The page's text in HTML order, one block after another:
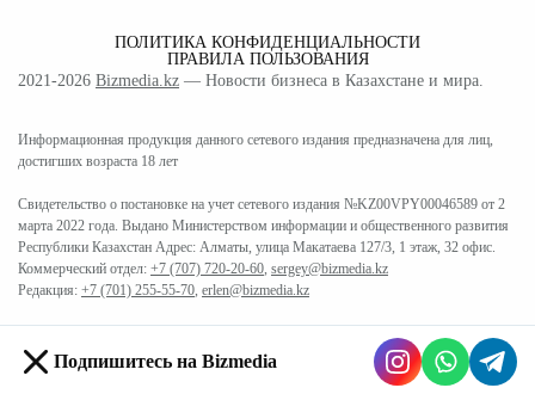
ПОЛИТИКА КОНФИДЕНЦИАЛЬНОСТИ
ПРАВИЛА ПОЛЬЗОВАНИЯ
2021-2026 Bizmedia.kz — Новости бизнеса в Казахстане и мира.
Информационная продукция данного сетевого издания предназначена для лиц,
достигших возраста 18 лет
Свидетельство о постановке на учет сетевого издания №KZ00VPY00046589 от 2
марта 2022 года. Выдано Министерством информации и общественного развития
Республики Казахстан Адрес: Алматы, улица Макатаева 127/3, 1 этаж, 32 офис.
Коммерческий отдел: +7 (707) 720-20-60, sergey@bizmedia.kz
Редакция: +7 (701) 255-55-70, erlen@bizmedia.kz
Подпишитесь на Bizmedia